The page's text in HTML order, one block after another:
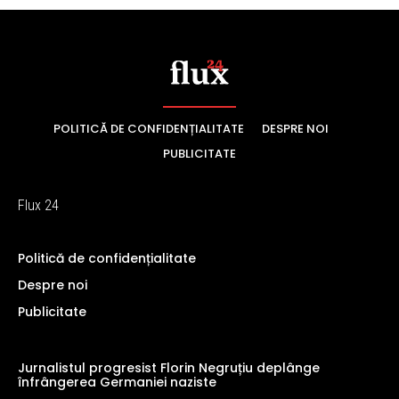
POLITICĂ DE CONFIDENȚIALITATE
DESPRE NOI
PUBLICITATE
Flux 24
Politică de confidențialitate
Despre noi
Publicitate
Jurnalistul progresist Florin Negruțiu deplânge
înfrângerea Germaniei naziste